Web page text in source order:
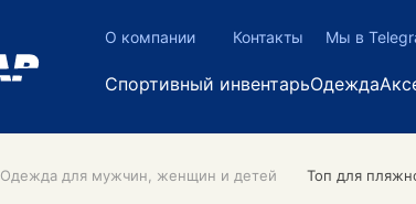
О компании Контакты Мы в
Спортивный инвентарьОдежда
Одежда для мужчин, женщин и детей Топ для